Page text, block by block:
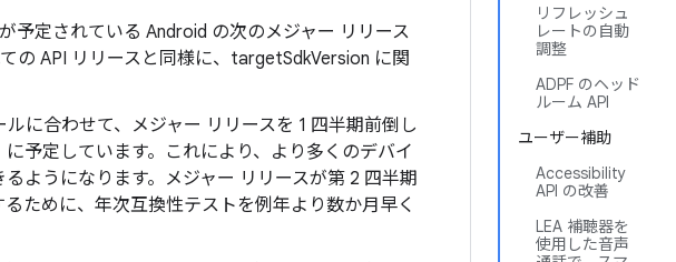
リフレッシュ
レートの自動
調整
ADPF のヘッド
ルーム API
ユーザー補助
Accessibility
API の改善
LEA 補聴器を
使用した音声
予定されている Android の次のメジャー リリース
の API リリースと同様に、targetSdkVersion に関
に合わせて、メジャー リリースを 1 四半期前倒し
予定しています。これにより、より多くのデバイ
ようになります。メジャー リリースが第 2 四半期
ために、年次互換性テストを例年より数か月早く